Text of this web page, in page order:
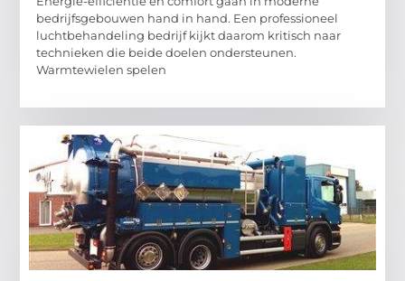
bedrijfsgebouwen hand in hand. Een professioneel
luchtbehandeling bedrijf kijkt daarom kritisch naar
technieken die beide doelen ondersteunen.
Warmtewielen spelen